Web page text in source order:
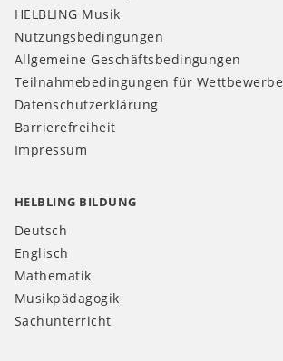
HELBLING Musik
Nutzungsbedingungen
Allgemeine Geschäftsbedingungen
Teilnahmebedingungen für Wettbewerbe
Datenschutzerklärung
Barrierefreiheit
Impressum
HELBLING BILDUNG
Deutsch
Englisch
Mathematik
Musikpädagogik
Sachunterricht